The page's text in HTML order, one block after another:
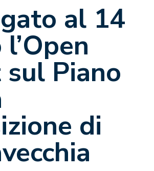
al 14
Piano
di